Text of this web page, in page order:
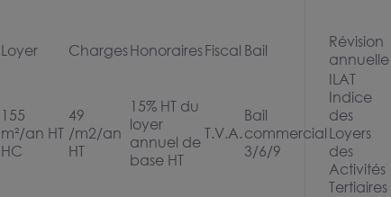
Loyer ChargesHonorairesFiscal Bail
Révision
annuelle
155
m²/an HT
HC
49
/m2/an
HT
15% HT du
loyer
annuel de
base HT
T.V.A.
Bail
commercial
3/6/9
ILAT
Indice
des
Loyers
des
Activités
Tertiaires